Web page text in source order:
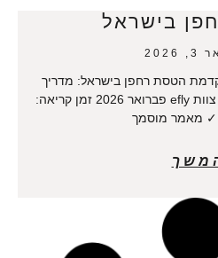
בישראל
הטסת רחפן בישראל: מדריך
עומק למטיס המקצועי כתב: צוות efly פברואר 2026 זמן קריאה: